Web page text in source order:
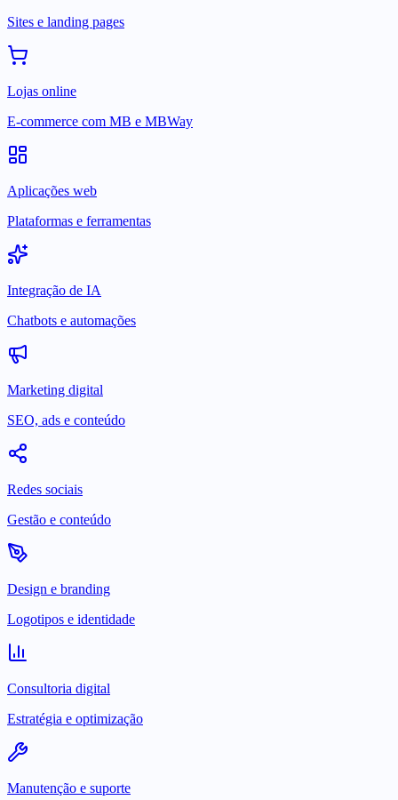
Sites e landing pages
Lojas online
E-commerce com MB e MBWay
Aplicações web
Plataformas e ferramentas
Integração de IA
Chatbots e automações
Marketing digital
SEO, ads e conteúdo
Redes sociais
Gestão e conteúdo
Design e branding
Logotipos e identidade
Consultoria digital
Estratégia e optimização
Manutenção e suporte